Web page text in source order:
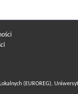
(EUROREG),